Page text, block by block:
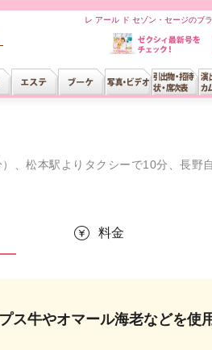
レ アール ド セゾン・セージのブ
本駅よりタクシーで10分、長野自動
料金
ス牛やオマール海老などを使